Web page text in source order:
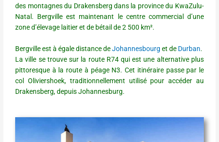
des montagnes du Drakensberg dans la province du KwaZulu-
Natal. Bergville est maintenant le centre commercial d’une
zone d’élevage laitier et de bétail de 2 500 km².
Bergville est à égale distance deJohannesbourg et de Durban.
La ville se trouve sur la route R74 qui est une alternative plus
pittoresque à la route à péage N3. Cet itinéraire passe par le
col Oliviershoek, traditionnellement utilisé pour accéder au
Drakensberg, depuis Johannesburg.